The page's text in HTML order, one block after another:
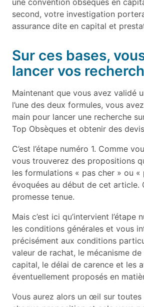
second, votre investigation
assurance dite en capital et
Sur ces bases,
lancer vos
Maintenant que vous avez validé
l’une des deux formules, vous
main pour lancer une recherche
Top Obsèques et obtenir des
C’est l’étape numéro 1. Comme
vous trouverez des propositions
les formulations « pas cher » ou «
évoquées au début de cet article.
promesse tenue.
Mais c’est ici qu’intervient l’étape
les conditions générales et vous
précisément aux conditions
valeur de rachat, le mécanisme
capital, le délai de carence et les
éventuellement proposés en
Vous aurez alors un œil sur